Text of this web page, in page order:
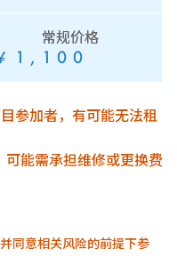
常规价格
1,100
参加者，有可能无法租
能需承担维修或更换费
同意相关风险的前提下参